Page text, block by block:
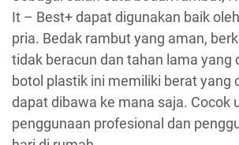
It – Best+ dapat digunakan baik
pria. Bedak rambut yang aman,
tidak beracun dan tahan lama yang
botol plastik ini memiliki berat yang
dapat dibawa ke mana saja. Cocok
penggunaan profesional dan